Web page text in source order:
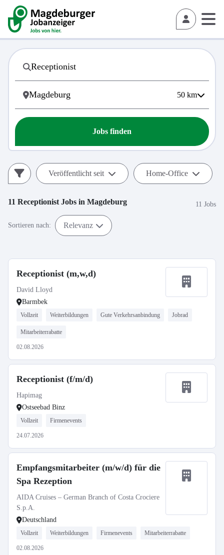
50 km
Jobs finden
Veröffentlicht seit Home-Office
11 Receptionist Jobs in Magdeburg 11 Jobs
Sortieren nach: Relevanz
Receptionist (m,w,d)
David Lloyd
Barmbek
Vollzeit Weiterbildungen Gute Verkehrsanbindung Jobrad
Mitarbeiterrabatte
02.08.2026
Receptionist (f/m/d)
Hapimag
Ostseebad Binz
Vollzeit Firmenevents
24.07.2026
Empfangsmitarbeiter (m/w/d) für die
Spa Rezeption
AIDA Cruises – German Branch of Costa Crociere
S.p.A.
Deutschland
Vollzeit Weiterbildungen Firmenevents Mitarbeiterrabatte
02.08.2026